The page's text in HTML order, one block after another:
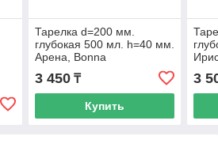
Тарелка d=200 мм.
глубокая 500 мл. h=40 мм.
Арена, Bonna
3 450₸
Купить
3